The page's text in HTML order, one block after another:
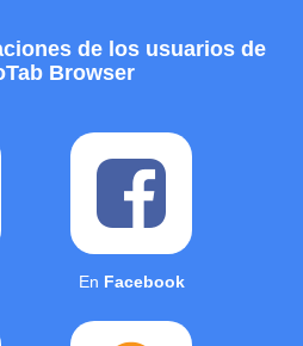
de los usuarios de
Browser
En Facebook